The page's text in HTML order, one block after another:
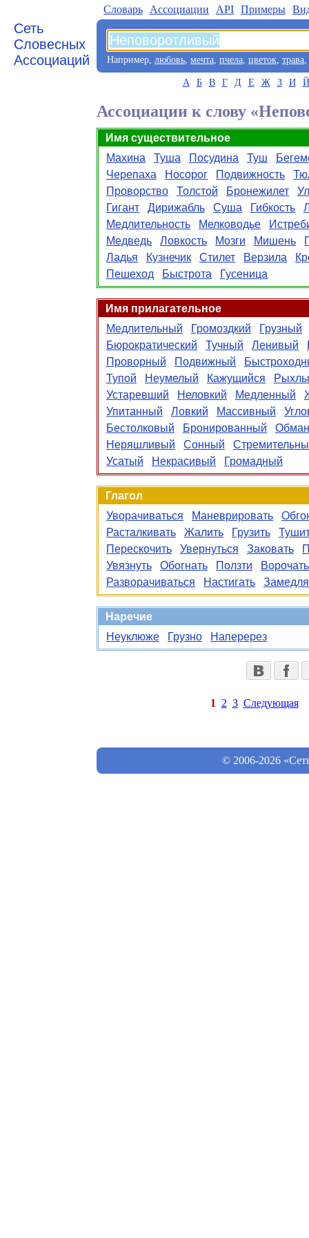
Сеть
Словесных
Ассоциаций
Словарь Aссоциации API Примеры
Например, любовь, мечта, пчела, цветок, трава,
А Б В Г Д Е Ж З И Й
Ассоциации к слову
Имя существительное
Махина
Туша Посудина Туш
Черепаха
Носорог Подвижность
Проворство
Толстой Бронежилет
Гигант
Дирижабль Суша Гибкость
Медлительность
Мелководье
Медведь
Ловкость Мозги Мишень
Ладья
Кузнечик Стилет Верзила
Пешеход
Быстрота Гусеница
Имя прилагательное
Медлительный
Громоздкий
Грузный
Бюрократический
Тучный Ленивый
Проворный
Подвижный
Тупой
Неумелый Кажущийся
Устаревший
Неловкий Медленный
Упитанный
Ловкий Массивный
Бестолковый
Бронированный
Неряшливый
Сонный
Усатый
Некрасивый Громадный
Глагол
Уворачиваться
Маневрировать
Расталкивать
Жалить Грузить
Перескочить
Увернуться Заковать
Увязнуть
Обогнать Ползти
Разворачиваться
Настигать
Наречие
Неуклюже
Грузно Наперерез
1 2 3 Следующая
© 2006-2026